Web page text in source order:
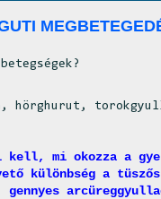
hörghurut,
kell, mi okozza a
különbség a tüszős